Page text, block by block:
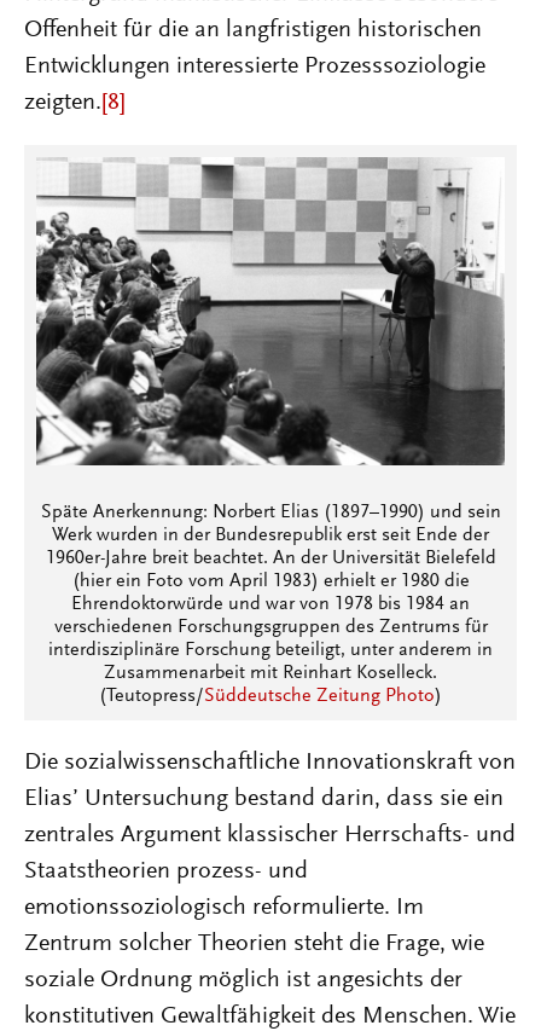
Offenheit für die an langfristigen historischen
Entwicklungen interessierte Prozesssoziologie
zeigten. [8]
Späte Anerkennung: Norbert Elias (1897–1990) und sein
Werk wurden in der Bundesrepublik erst seit Ende der
1960er-Jahre breit beachtet. An der Universität Bielefeld
(hier ein Foto vom April 1983) erhielt er 1980 die
Ehrendoktorwürde und war von 1978 bis 1984 an
verschiedenen Forschungsgruppen des Zentrums für
interdisziplinäre Forschung beteiligt, unter anderem in
Zusammenarbeit mit Reinhart Koselleck.
(Teutopress/Süddeutsche Zeitung Photo)
Die sozialwissenschaftliche Innovationskraft von
Elias’ Untersuchung bestand darin, dass sie ein
zentrales Argument klassischer Herrschafts- und
Staatstheorien prozess- und
emotionssoziologisch reformulierte. Im
Zentrum solcher Theorien steht die Frage, wie
soziale Ordnung möglich ist angesichts der
konstitutiven Gewaltfähigkeit des Menschen. Wie